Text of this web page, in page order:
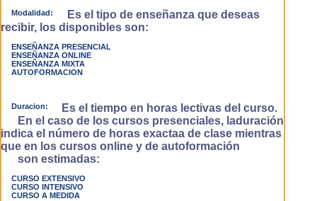
Modalidad:
Es el tipo de enseñanza que deseas
recibir, los disponibles son:
ENSEÑANZA PRESENCIAL
ENSEÑANZA ONLINE
ENSEÑANZA MIXTA
AUTOFORMACION
Duracion:
Es el tiempo en horas lectivas del curso.
En el caso de los cursos presenciales, laduración
indica el número de horas exactaa de clase mientras
que en los cursos online y de autoformación
son estimadas:
CURSO EXTENSIVO
CURSO INTENSIVO
CURSO A MEDIDA